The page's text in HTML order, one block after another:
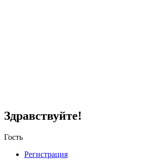
Здравствуйте!
Гость
Регистрация